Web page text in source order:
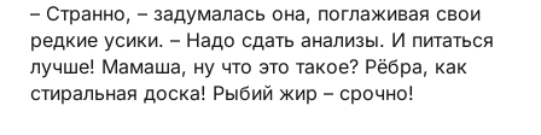
– Странно, – задумалась она, поглаживая свои
редкие усики. – Надо сдать анализы. И питаться
лучше! Мамаша, ну что это такое? Рёбра, как
стиральная доска! Рыбий жир – срочно!